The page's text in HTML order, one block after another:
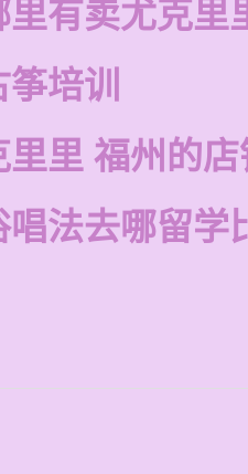
里有卖尤克里
培训
里里 福州的
唱法去哪留学